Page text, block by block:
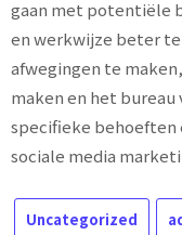
gaan met potentiële
en werkwijze beter
afwegingen te
maken en het
specifieke behoeften
sociale media
Uncategorized